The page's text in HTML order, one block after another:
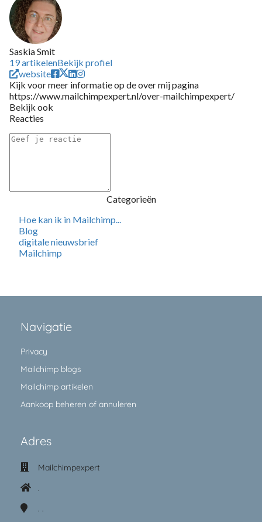
Saskia Smit
19 artikelenBekijk profiel
website
Kijk voor meer informatie op de over mij pagina
https://www.mailchimpexpert.nl/over-mailchimpexpert/
Bekijk ook
Reacties
Categorieën
Hoe kan ik in Mailchimp...
Blog
digitale nieuwsbrief
Mailchimp
Navigatie
Privacy
Mailchimp blogs
Mailchimp artikelen
Aankoop beheren of annuleren
Adres
Mailchimpexpert
.
. .